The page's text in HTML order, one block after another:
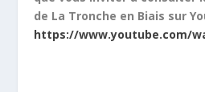
de La Tronche en Biais sur
https://www.youtube.com/